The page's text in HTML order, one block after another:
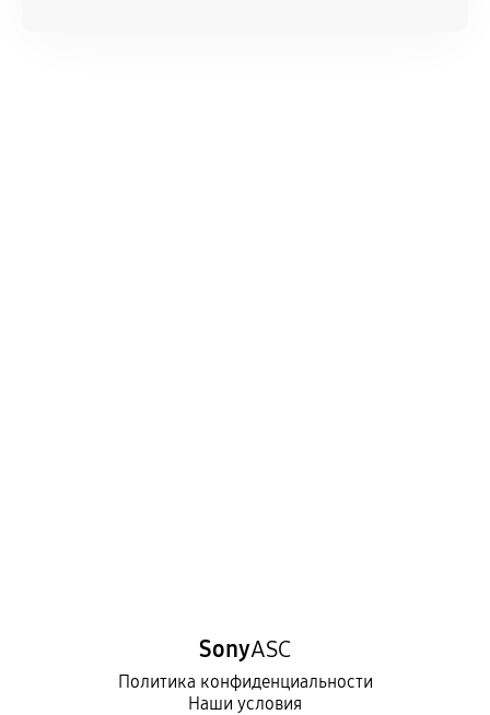
SonyASC
Политика конфиденциальности
Наши условия